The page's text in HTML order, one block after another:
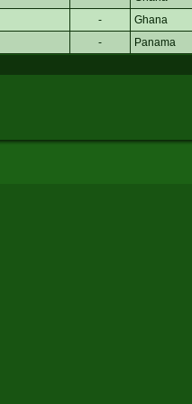
- Ghana
- Panama